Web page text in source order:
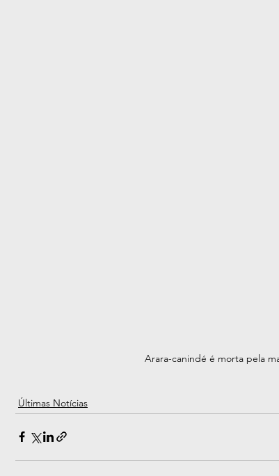
Arara-canindé é morta pela
Últimas Notícias